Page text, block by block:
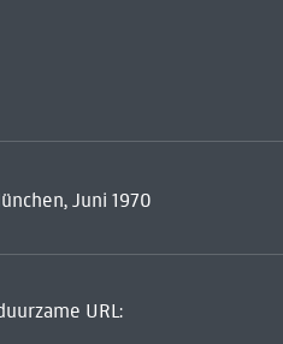
Juni 1970
URL: